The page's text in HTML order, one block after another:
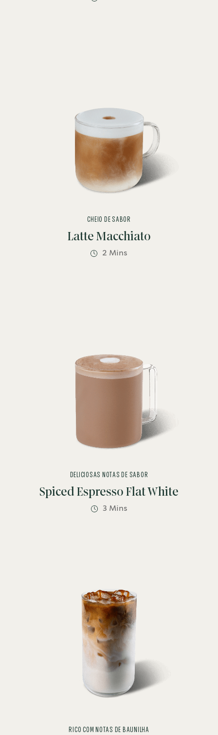
Latte Macchiato
CHEIO DE SABOR
2 Mins
Spiced Espresso Flat White
DELICIOSAS NOTAS DE SABOR
3 Mins
RICO COM NOTAS DE BAUNILHA